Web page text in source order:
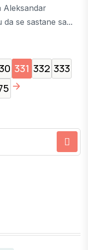
Aleksandar
se sastane sa...
331 332 333